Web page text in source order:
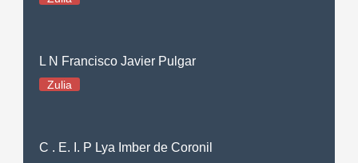
L N Francisco Javier Pulgar
Zulia
C . E. I. P Lya Imber de Coronil